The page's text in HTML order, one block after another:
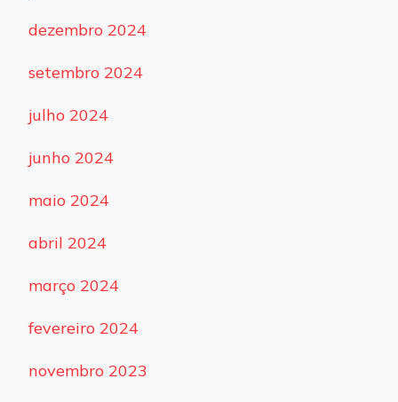
dezembro 2024
setembro 2024
julho 2024
junho 2024
maio 2024
abril 2024
março 2024
fevereiro 2024
novembro 2023